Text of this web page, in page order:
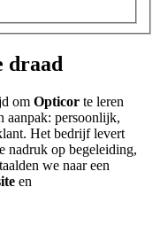
draad
om Opticor te leren
aanpak: persoonlijk,
Het bedrijf levert
nadruk op begeleiding,
we naar een
en